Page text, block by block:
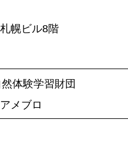
幌ビル8階
体験学習財団
アメブロ